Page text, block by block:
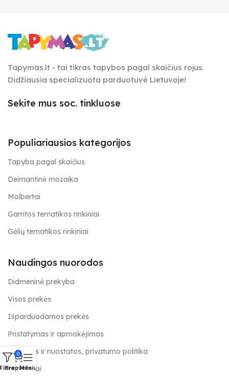
Tapymas.lt - tai tikras tapybos pagal skaičius rojus.
Didžiausia specializuota parduotuvė Lietuvoje!
Sekite mus soc. tinkluose
Populiariausios kategorijos
Tapyba pagal skaičius
Deimantinė mozaika
Molbertai
Gamtos tematikos rinkiniai
Gėlių tematikos rinkiniai
Naudingos nuorodos
Didmeninė prekyba
Visos prekės
Išparduodamos prekės
Pristatymas ir apmokėjimas
Taisyklės ir nuostatos, privatumo politika
Kontaktai
0
Krepšelis
Meniu